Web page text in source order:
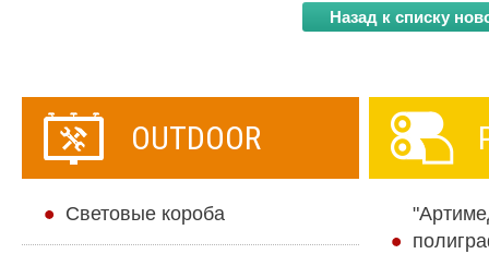
Назад к списку
OUTDOOR
Cветовые короба